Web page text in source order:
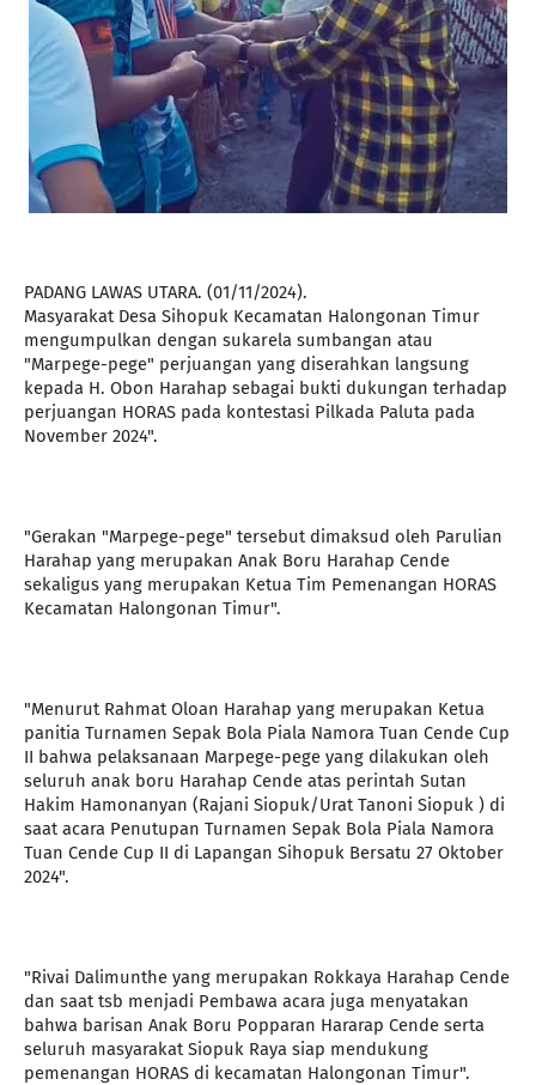
PADANG LAWAS UTARA. (01/11/2024).
Masyarakat Desa Sihopuk Kecamatan Halongonan Timur
mengumpulkan dengan sukarela sumbangan atau
"Marpege-pege" perjuangan yang diserahkan langsung
kepada H. Obon Harahap sebagai bukti dukungan terhadap
perjuangan HORAS pada kontestasi Pilkada Paluta pada
November 2024".
"Gerakan "Marpege-pege" tersebut dimaksud oleh Parulian
Harahap yang merupakan Anak Boru Harahap Cende
sekaligus yang merupakan Ketua Tim Pemenangan HORAS
Kecamatan Halongonan Timur".
"Menurut Rahmat Oloan Harahap yang merupakan Ketua
panitia Turnamen Sepak Bola Piala Namora Tuan Cende Cup
II bahwa pelaksanaan Marpege-pege yang dilakukan oleh
seluruh anak boru Harahap Cende atas perintah Sutan
Hakim Hamonanyan (Rajani Siopuk/Urat Tanoni Siopuk ) di
saat acara Penutupan Turnamen Sepak Bola Piala Namora
Tuan Cende Cup II di Lapangan Sihopuk Bersatu 27 Oktober
2024".
"Rivai Dalimunthe yang merupakan Rokkaya Harahap Cende
dan saat tsb menjadi Pembawa acara juga menyatakan
bahwa barisan Anak Boru Popparan Hararap Cende serta
seluruh masyarakat Siopuk Raya siap mendukung
pemenangan HORAS di kecamatan Halongonan Timur".